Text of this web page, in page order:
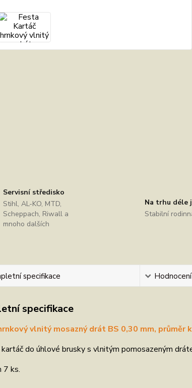
Servisní středisko
Stihl, AL-KO, MTD,
Scheppach, Riwall a
mnoho dalších
Na trhu déle
Stabilní
specifikace Hodnocení
specifikace
vlnitý mosazný drát BS 0,30 mm, průměr
do úhlové brusky s vlnitým pomosazeným
7 ks.